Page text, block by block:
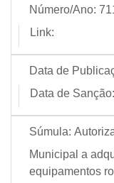
Número/Ano:
Link:
Data de
Data de Sanção:
Súmula:
Municipal a
equipamentos